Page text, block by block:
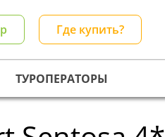
Где купить?
ТУРОПЕРАТОРЫ